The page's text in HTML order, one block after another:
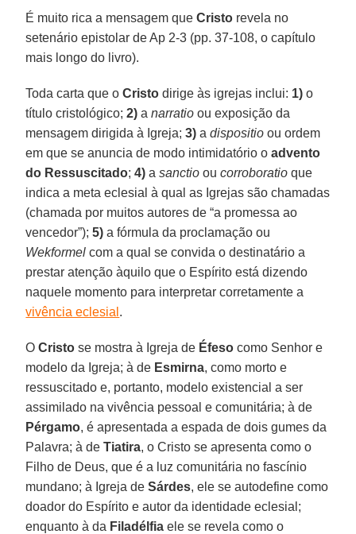
É muito rica a mensagem queCristo revela no
setenário epistolar de Ap 2-3 (pp. 37-108, o capítulo
mais longo do livro).
Toda carta que oCristo dirige às igrejas inclui: 1) o
título cristológico; 2) anarratio ou exposição da
mensagem dirigida à Igreja;3) adispositio ou ordem
em que se anuncia de modo intimidatório oadvento
do Ressuscitado; 4) asanctio oucorroboratio que
indica a meta eclesial à qual as Igrejas são chamadas
(chamada por muitos autores de “a promessa ao
vencedor”);5) a fórmula da proclamação ou
Wekformel com a qual se convida o destinatário a
prestar atenção àquilo que o Espírito está dizendo
naquele momento para interpretar corretamente a
vivência eclesial .
OCristo se mostra à Igreja de Éfeso como Senhor e
modelo da Igreja; à de Esmirna, como morto e
ressuscitado e, portanto, modelo existencial a ser
assimilado na vivência pessoal e comunitária; à de
Pérgamo, é apresentada a espada de dois gumes da
Palavra; à deTiatira, o Cristo se apresenta como o
Filho de Deus, que é a luz comunitária no fascínio
mundano; à Igreja deSárdes, ele se autodefine como
doador do Espírito e autor da identidade eclesial;
enquanto à da Filadélfia ele se revela como o